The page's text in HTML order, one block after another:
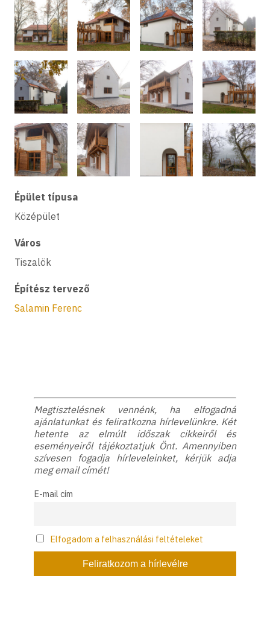
Épület típusa
Középület
Város
Tiszalök
Építész tervező
Salamin Ferenc
Megtisztelésnek vennénk, ha elfogadná
ajánlatunkat és feliratkozna hírlevelünkre. Két
hetente az elmúlt időszak cikkeiről és
eseményeiről tájékoztatjuk Önt. Amennyiben
szívesen fogadja hírleveleinket, kérjük adja
meg email címét!
E-mail cím
Elfogadom a felhasználási feltételeket